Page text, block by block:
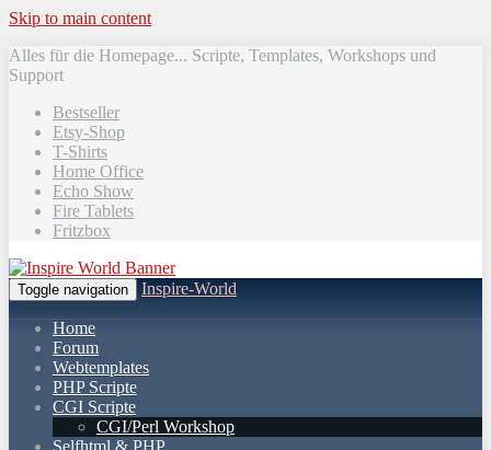
Skip to main content
Alles für die Homepage... Scripte, Templates, Workshops und
Support
Bestseller
Etsy-Shop
T-Shirts
Home Office
Echo Show
Fire Tablets
Fritzbox
Toggle navigation Inspire-World
Home
Forum
Webtemplates
PHP Scripte
CGI Scripte
CGI/Perl Workshop
Selfhtml & PHP